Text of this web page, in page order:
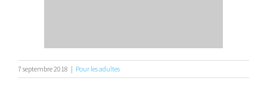
7 septembre 2018 | Pour les adultes